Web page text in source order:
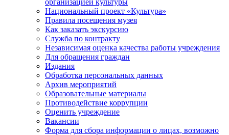
организацией культуры
Национальный проект «Культура»
Правила посещения музея
Как заказать экскурсию
Служба по контракту
Независимая оценка качества работы учреждения
Для обращения граждан
Издания
Обработка персональных данных
Архив мероприятий
Образовательные материалы
Противодействие коррупции
Оценить учреждение
Вакансии
Форма для сбора информации о лицах, возможно